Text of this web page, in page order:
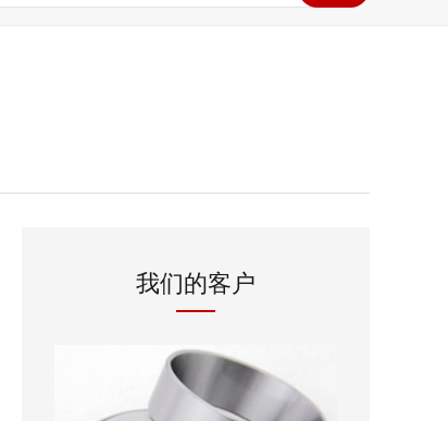
我们的客户